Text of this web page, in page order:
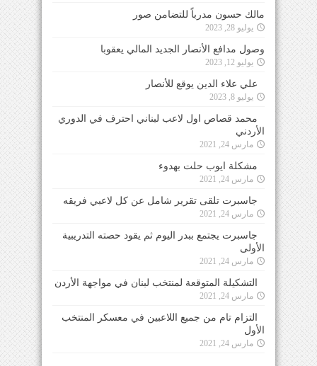
مالك حسون مدرباً للتضامن صور
يوليو 28, 2023
وصول مدافع الأنصار الجديد المالي يعقوبا
يوليو 12, 2023
علي علاء الدين يوقع للأنصار
يوليو 8, 2023
محمد قصاص اول لاعب لبناني احترف في الدوري
الأردني
مارس 24, 2021
مشكلة ايوب حلت بهدوء
مارس 24, 2021
جاسبرت تلقى تقرير شامل عن كل لاعبي فريقه
مارس 24, 2021
جاسبرت يجتمع ببدر اليوم ثم يقود حصته التدريبية
الأولى
مارس 24, 2021
التشكيلة المتوقعة لمنتخب لبنان في مواجهة الأردن
مارس 24, 2021
التزام تام من جميع اللاعبين في معسكر المنتخب
الأول
مارس 24, 2021